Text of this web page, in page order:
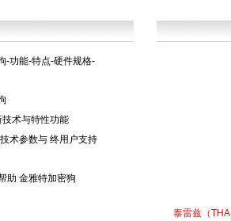
-功能-特点-硬件规格-
术与特性功能
术参数与 终用户支持
助 金雅特加密狗
泰雷兹（